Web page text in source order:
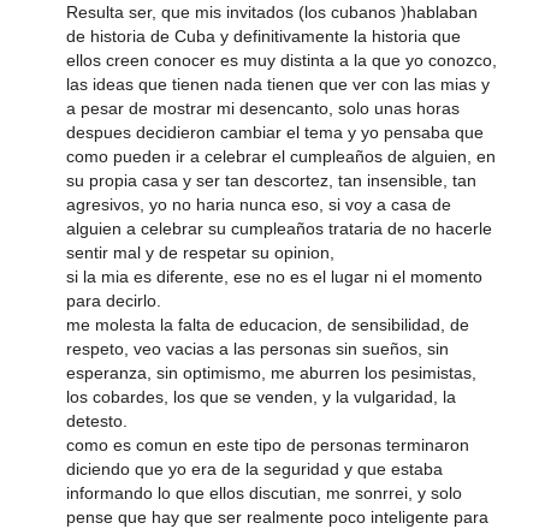
Resulta ser, que mis invitados (los cubanos )hablaban
de historia de Cuba y definitivamente la historia que
ellos creen conocer es muy distinta a la que yo conozco,
las ideas que tienen nada tienen que ver con las mias y
a pesar de mostrar mi desencanto, solo unas horas
despues decidieron cambiar el tema y yo pensaba que
como pueden ir a celebrar el cumpleaños de alguien, en
su propia casa y ser tan descortez, tan insensible, tan
agresivos, yo no haria nunca eso, si voy a casa de
alguien a celebrar su cumpleaños trataria de no hacerle
sentir mal y de respetar su opinion,
si la mia es diferente, ese no es el lugar ni el momento
para decirlo.
me molesta la falta de educacion, de sensibilidad, de
respeto, veo vacias a las personas sin sueños, sin
esperanza, sin optimismo, me aburren los pesimistas,
los cobardes, los que se venden, y la vulgaridad, la
detesto.
como es comun en este tipo de personas terminaron
diciendo que yo era de la seguridad y que estaba
informando lo que ellos discutian, me sonrrei, y solo
pense que hay que ser realmente poco inteligente para